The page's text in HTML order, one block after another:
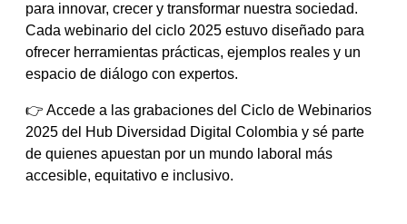
para innovar, crecer y transformar nuestra sociedad.
Cada webinario del ciclo 2025 estuvo diseñado para
ofrecer herramientas prácticas, ejemplos reales y un
espacio de diálogo con expertos.
👉 Accede a las grabaciones del Ciclo de Webinarios
2025 del Hub Diversidad Digital Colombia y sé parte
de quienes apuestan por un mundo laboral más
accesible, equitativo e inclusivo.